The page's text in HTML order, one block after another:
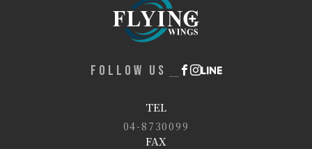
TEL
04-8730099
FAX
FOLLOW US